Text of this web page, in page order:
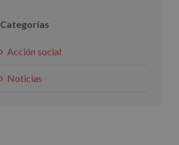
Categorías
Acción social
Noticias